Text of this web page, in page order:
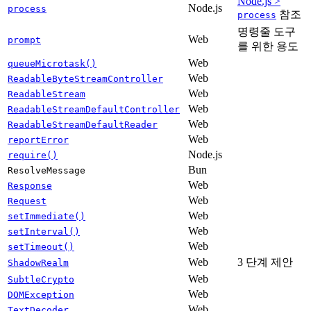
process Node.js
process 참조
prompt Web
명령줄 도구
를 위한 용도
queueMicrotask() Web
ReadableByteStreamController Web
ReadableStream Web
ReadableStreamDefaultController Web
ReadableStreamDefaultReader Web
reportError Web
require() Node.js
ResolveMessage Bun
Response Web
Request Web
setImmediate() Web
setInterval() Web
setTimeout() Web
ShadowRealm Web 3 단계 제안
SubtleCrypto Web
DOMException Web